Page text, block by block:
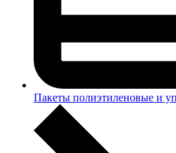
Пакеты полиэтиленовые и